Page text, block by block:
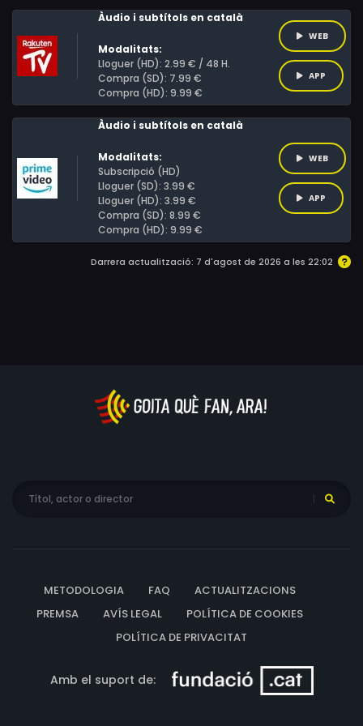
Àudio i subtítols en català
Modalitats:
Lloguer (HD): 2.99 € / 48 H.
Compra (SD): 7.99 €
Compra (HD): 9.99 €
WEB
APP
Àudio i subtítols en català
Modalitats:
Subscripció (HD)
Lloguer (SD): 3.99 €
Lloguer (HD): 3.99 €
Compra (SD): 8.99 €
Compra (HD): 9.99 €
WEB
APP
Darrera actualització: 7 d'agost de 2026 a les 22:02
METODOLOGIA FAQ
ACTUALITZACIONS
PREMSA
AVÍS LEGAL
POLÍTICA DE COOKIES
POLÍTICA DE PRIVACITAT
Amb el suport de: